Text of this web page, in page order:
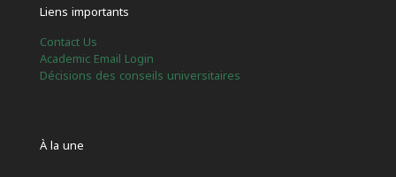
Liens importants
Contact Us
Academic Email Login
Décisions des conseils universitaires
À la une